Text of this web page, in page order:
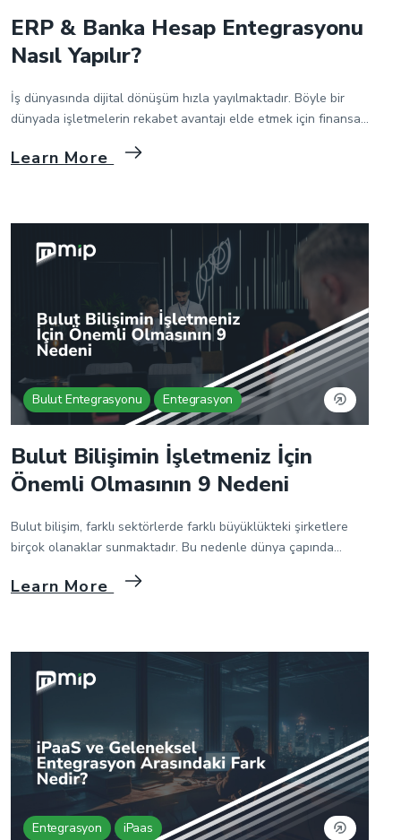
ERP & Banka Hesap Entegrasyonu
Nasıl Yapılır?
İş dünyasında dijital dönüşüm hızla yayılmaktadır. Böyle bir
dünyada işletmelerin rekabet avantajı elde etmek için finansal
finansal süreçlerin önemli bir parçası olan bankaların, ERP
arasında sorunsuz veri akışı sağlayarak finansal süreçleri
optimize etmelerine […]
Learn More
Bulut Entegrasyonu Entegrasyon
Bulut Bilişimin İşletmeniz İçin
Önemli Olmasının 9 Nedeni
Bulut bilişim, farklı sektörlerde farklı büyüklükteki şirketlere
birçok olanaklar sunmaktadır. Bu nedenle dünya çapında
birçok şirket, bulut yazılımı eski yazılımlarıyla entegre etmenin
kadar zor değildir. Bulutun sağladığı geniş faydalar göz önüne
alındığında, şirketlerin sistemlerini […]
Learn More
Entegrasyon iPaas